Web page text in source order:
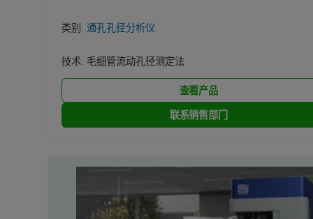
类别:通孔孔径分析仪
技术: 毛细管流动孔径测定法
查看产品
联系销售部门